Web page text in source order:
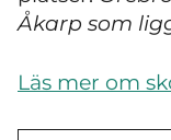
Åkarp som
Läs mer om